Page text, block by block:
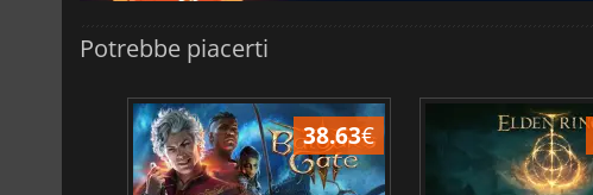
Potrebbe piacerti
38.63€